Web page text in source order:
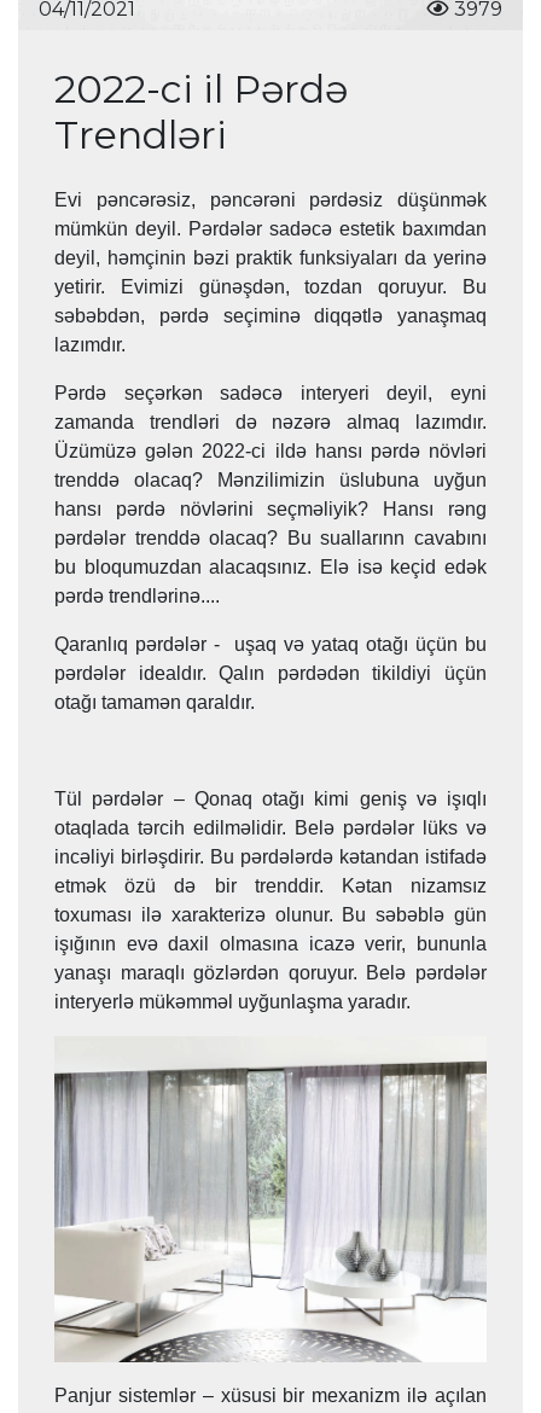
3979
04/11/2021
2022-ci il Pərdə
Trendləri
Evi pəncərəsiz, pəncərəni pərdəsiz düşünmək
mümkün deyil. Pərdələr sadəcə estetik baxımdan
deyil, həmçinin bəzi praktik funksiyaları da yerinə
yetirir. Evimizi günəşdən, tozdan qoruyur. Bu
səbəbdən, pərdə seçiminə diqqətlə yanaşmaq
lazımdır.
Pərdə seçərkən sadəcə interyeri deyil, eyni
zamanda trendləri də nəzərə almaq lazımdır.
Üzümüzə gələn 2022-ci ildə hansı pərdə növləri
trenddə olacaq? Mənzilimizin üslubuna uyğun
hansı pərdə növlərini seçməliyik? Hansı rəng
pərdələr trenddə olacaq? Bu suallarınn cavabını
bu bloqumuzdan alacaqsınız. Elə isə keçid edək
pərdə trendlərinə....
Qaranlıq pərdələr - uşaq və yataq otağı üçün bu
pərdələr idealdır. Qalın pərdədən tikildiyi üçün
otağı tamamən qaraldır.
Tül pərdələr – Qonaq otağı kimi geniş və işıqlı
otaqlada tərcih edilməlidir. Belə pərdələr lüks və
incəliyi birləşdirir. Bu pərdələrdə kətandan istifadə
etmək özü də bir trenddir. Kətan nizamsız
toxuması ilə xarakterizə olunur. Bu səbəblə gün
işığının evə daxil olmasına icazə verir, bununla
yanaşı maraqlı gözlərdən qoruyur. Belə pərdələr
interyerlə mükəmməl uyğunlaşma yaradır.
Panjur sistemlər – xüsusi bir mexanizm ilə açılan